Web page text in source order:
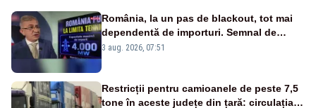
România, la un pas de blackout, tot mai
dependentă de importuri. Semnal de
alarmă tras de un expert în energie
3 aug. 2026, 07:51
Restricții pentru camioanele de peste 7,5
tone în aceste județe din țară: circulația